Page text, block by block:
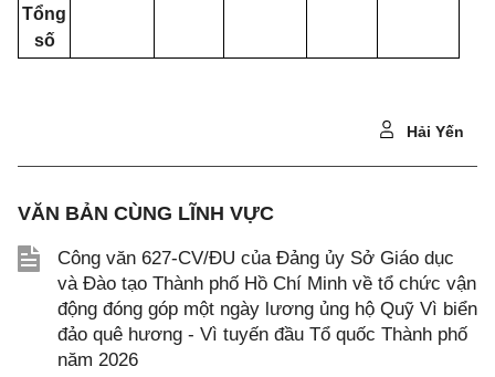
Tổng
số
Hải Yến
VĂN BẢN CÙNG LĨNH VỰC
Công văn 627-CV/ĐU của Đảng ủy Sở Giáo dục
và Đào tạo Thành phố Hồ Chí Minh về tổ chức vận
động đóng góp một ngày lương ủng hộ Quỹ Vì biển
đảo quê hương - Vì tuyến đầu Tổ quốc Thành phố
năm 2026